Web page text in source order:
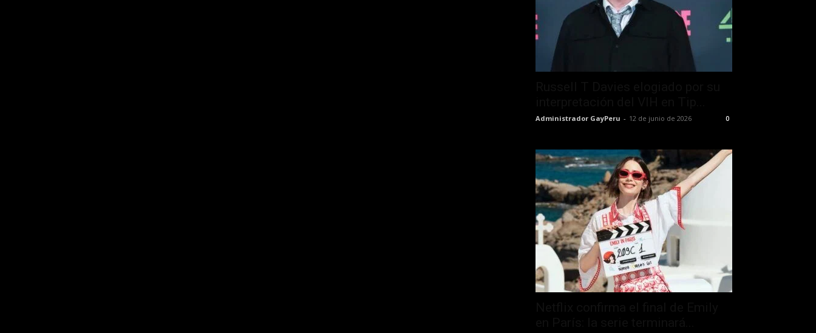
Administrador GayPeru - 12 de junio de 2026 0